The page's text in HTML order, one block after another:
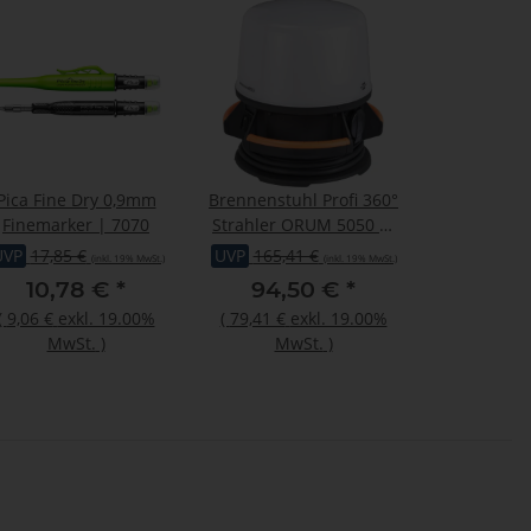
Fine Dry 0,9mm
Finemarker | 7070
17,85 € (inkl. 19% MwSt.)
10,78 € *
9,06 € exkl. 19.00%
MwSt. )
Brennenstuhl Profi 360°
Strahler ORUM 5050 M
5800lm, 5m H07RN-
UVP 165,41 € (inkl. 19% MwSt.)
94,50 € *
( 79,41 € exkl. 19.00%
MwSt. )